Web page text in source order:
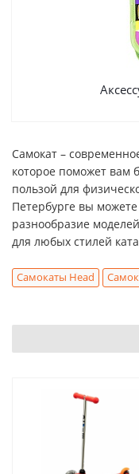
Самокат –
которое поможет вам
пользой для
Петербурге вы
разнообразие
для любых стилей
Самокаты Head